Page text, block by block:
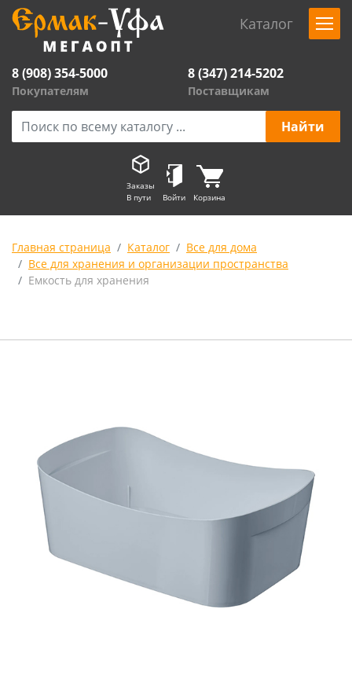
Каталог
8 (908) 354-5000
Покупателям
8 (347) 214-5202
Поставщикам
Заказы
В пути
Войти Корзина
Главная страница Каталог
Все для дома
Все для хранения и организации пространства
Емкость для хранения